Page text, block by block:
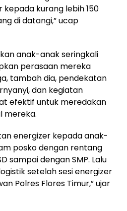
kurang lebih 150
di datangi,” ucap
anak-anak seringkali
perasaan mereka
tambah dia, pendekatan
dan kegiatan
efektif untuk meredakan
mereka.
energizer kepada anak-
posko dengan rentang
sampai dengan SMP. Lalu
setelah sesi energizer
Polres Flores Timur,” ujar